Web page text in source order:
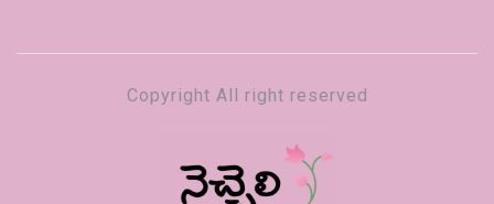
Copyright All right reserved